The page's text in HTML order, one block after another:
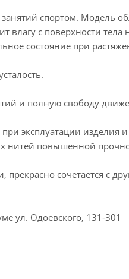
спортом. Модель
влагу с поверхности
состояние при
и полную свободу
эксплуатации изделия и
нитей повышенной
сочетается с
ул. Одоевского, 131-301